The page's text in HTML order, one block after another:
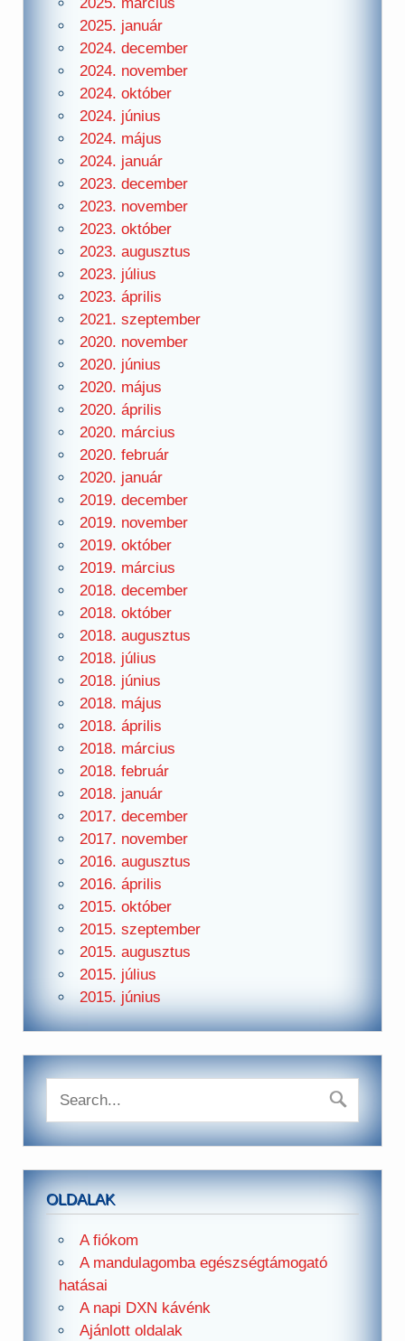
2025. január
2024. december
2024. november
2024. október
2024. június
2024. május
2024. január
2023. december
2023. november
2023. október
2023. augusztus
2023. július
2023. április
2021. szeptember
2020. november
2020. június
2020. május
2020. április
2020. március
2020. február
2020. január
2019. december
2019. november
2019. október
2019. március
2018. december
2018. október
2018. augusztus
2018. július
2018. június
2018. május
2018. április
2018. március
2018. február
2018. január
2017. december
2017. november
2016. augusztus
2016. április
2015. október
2015. szeptember
2015. augusztus
2015. július
2015. június
OLDALAK
A fiókom
A mandulagomba egészségtámogató
hatásai
A napi DXN kávénk
Ajánlott oldalak